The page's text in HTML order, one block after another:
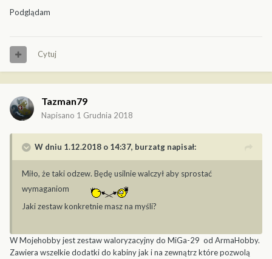
Podglądam
Cytuj
Tazman79
Napisano 1 Grudnia 2018
W dniu 1.12.2018 o 14:37, burzatg napisał:
Miło, że taki odzew. Będę usilnie walczył aby sprostać
wymaganiom
Jaki zestaw konkretnie masz na myśli?
W Mojehobby jest zestaw waloryzacyjny do MiGa-29 od ArmaHobby.
Zawiera wszelkie dodatki do kabiny jak i na zewnątrz które pozwolą